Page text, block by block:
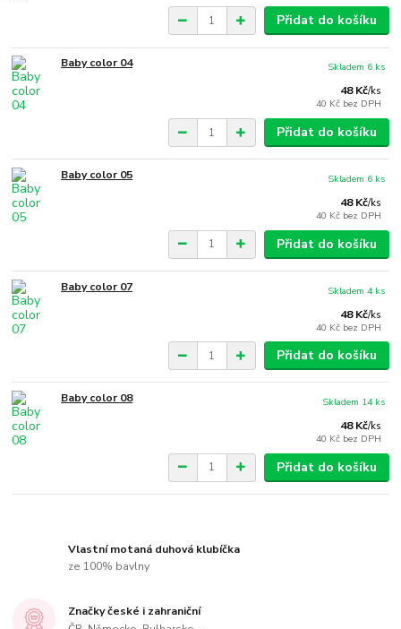
Přidat do košíku
Baby color 04
48 Kč/ks
40 Kč bez DPH
Skladem 6 ks
Přidat do košíku
Baby color 05
48 Kč/ks
40 Kč bez DPH
Skladem 6 ks
Přidat do košíku
Baby color 07
48 Kč/ks
40 Kč bez DPH
Skladem 4 ks
Přidat do košíku
Baby color 08
48 Kč/ks
40 Kč bez DPH
Skladem 14 ks
Přidat do košíku
Vlastní motaná duhová klubíčka
ze 100% bavlny
Značky české i zahraniční